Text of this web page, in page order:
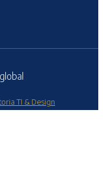
TI & Design